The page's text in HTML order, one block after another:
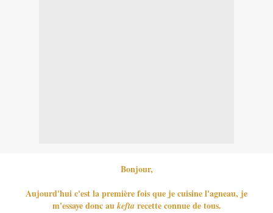
Bonjour,
Aujourd'hui c'est la première fois que je cuisine l'agneau, je
m'essaye donc aukeftarecette connue de tous.